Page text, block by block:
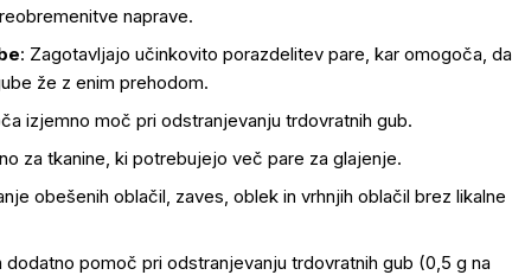
naprave.
: Zagotavljajo učinkovito porazdelitev pare, kar omogoča, da
že z enim prehodom.
izjemno moč pri odstranjevanju trdovratnih gub.
za tkanine, ki potrebujejo več pare za glajenje.
obešenih oblačil, zaves, oblek in vrhnjih oblačil brez likalne
pomoč pri odstranjevanju trdovratnih gub (0,5 g na